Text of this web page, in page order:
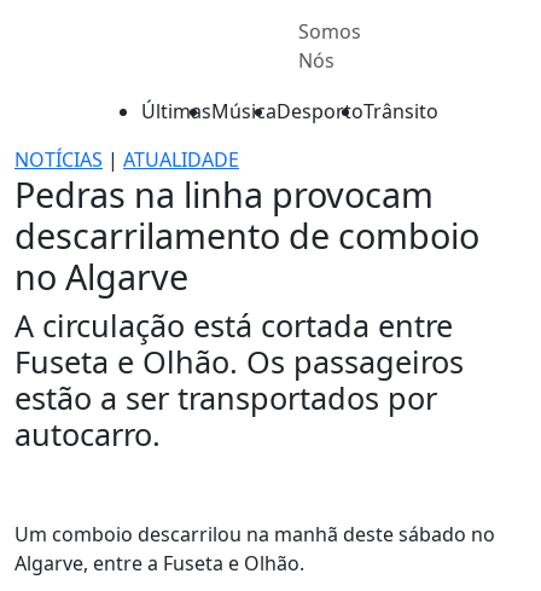
Somos
Nós
ÚltimasMúsicaDesportoTrânsito
NOTÍCIAS | ATUALIDADE
Pedras na linha provocam
descarrilamento de comboio
no Algarve
A circulação está cortada entre
Fuseta e Olhão. Os passageiros
estão a ser transportados por
autocarro.
Um comboio descarrilou na manhã deste sábado no
Algarve, entre a Fuseta e Olhão.